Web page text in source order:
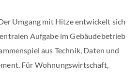
Umgang mit Hitze entwickelt sich
Aufgabe im Gebäudebetrieb
aus Technik, Daten und
Für Wohnungswirtschaft,